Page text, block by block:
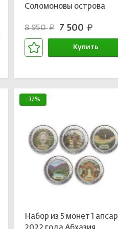
Соломоновы острова
8 950руб. 7 500 руб.
Купить
-37%
Набор из 5 монет 1 апсар